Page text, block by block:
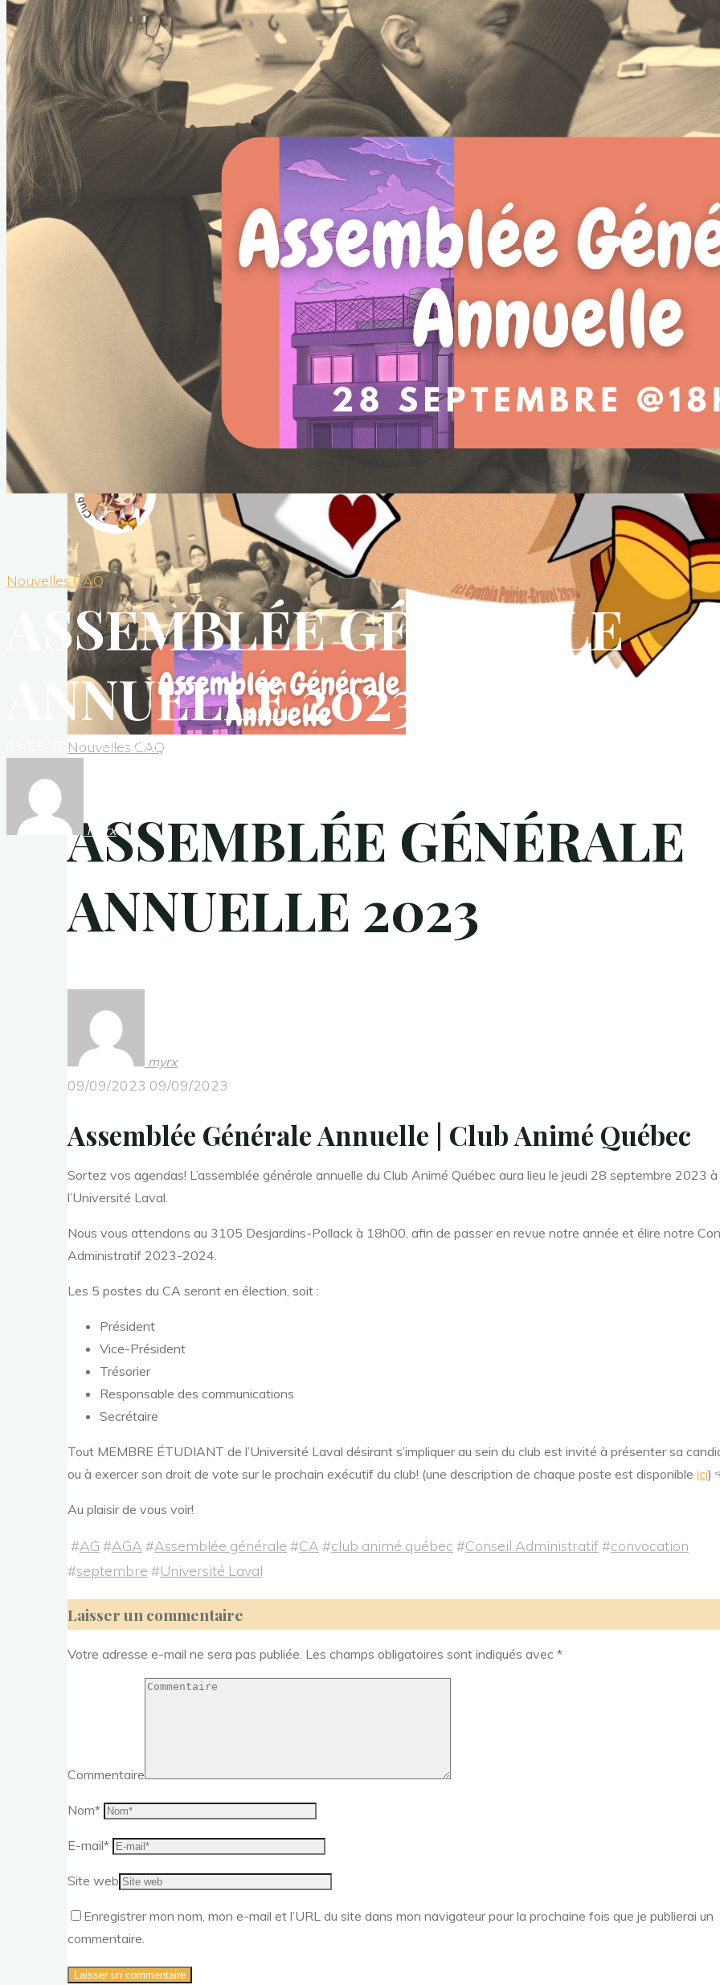
Nouvelles CAQ
ASSEMBLÉE GÉNÉRALE
ANNUELLE 2023
09/09/202309/09/2023
myrx
Nouvelles CAQ
ASSEMBLÉE GÉNÉRALE
ANNUELLE 2023
myrx
09/09/2023 09/09/2023
Assemblée Générale Annuelle | Club Animé Québec
Sortez vos agendas! L’assemblée générale annuelle du Club Animé Québec aura lieu le jeudi 28 septembre 2023 à
l’Université Laval.
Nous vous attendons au 3105 Desjardins-Pollack à 18h00, afin de passer en revue notre année et élire notre
Administratif 2023-2024.
Les 5 postes du CA seront en élection, soit :
Président
Vice-Président
Trésorier
Responsable des communications
Secrétaire
Tout MEMBRE ÉTUDIANT de l’Université Laval désirant s’impliquer au sein du club est invité à présenter sa
ou à exercer son droit de vote sur le prochain exécutif du club! (une description de chaque poste est disponible ici)
Au plaisir de vous voir!
#AG #AGA #Assemblée générale #CA #club animé québec #Conseil Administratif#convocation
#septembre #Université Laval
Laisser un commentaire
Votre adresse e-mail ne sera pas publiée. Les champs obligatoires sont indiqués avec *
Commentaire
Nom*
E-mail*
Site web
Enregistrer mon nom, mon e-mail et l’URL du site dans mon navigateur pour la prochaine fois que je publierai un
commentaire.